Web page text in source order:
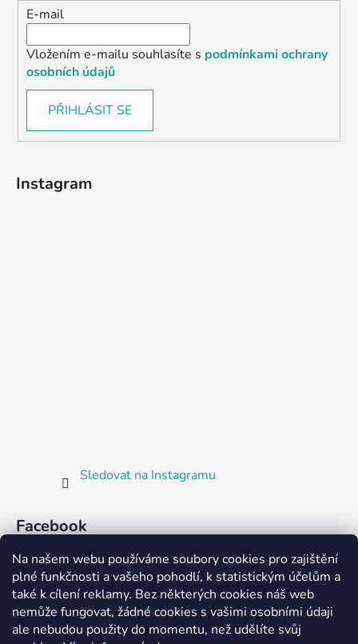
Na našem webu používáme soubory cookies pro zajištění
plné funkčnosti a vašeho pohodlí, k statistickým účelům a
také k cílení reklamy. Bez některých cookies náš web
nemůže fungovat, žádné cookies s vašimi osobními údaji
ale nebudou použity do momentu, než udělíte svůj
E-mail
Vložením e-mailu souhlasíte s podmínkami ochrany
osobních údajů
PŘIHLÁSIT SE
Instagram
Sledovat na Instagramu
Facebook
Partnerská prodejna Barefoot Plzeň